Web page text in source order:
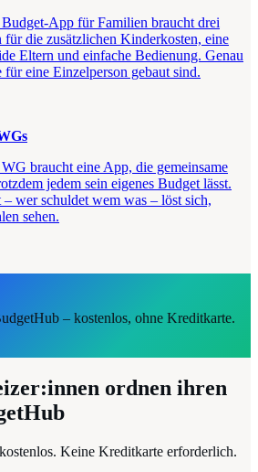
App für Familien braucht drei
die zusätzlichen Kinderkosten, eine
Eltern und einfache Bedienung. Genau
eine Einzelperson gebaut sind.
braucht eine App, die gemeinsame
jedem sein eigenes Budget lässt.
wer schuldet wem was – löst sich,
sehen.
– kostenlos, ohne Kreditkarte.
ordnen ihren
Keine Kreditkarte erforderlich.